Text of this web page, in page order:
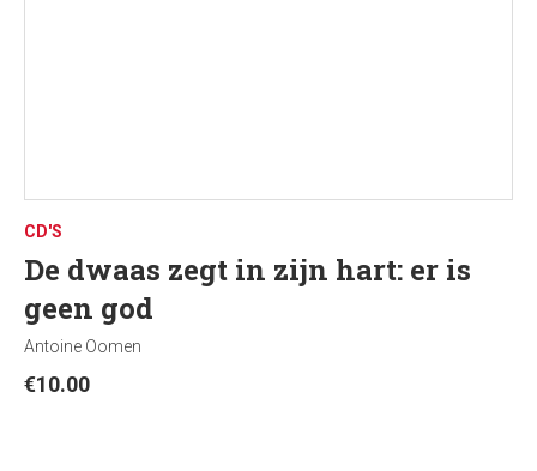
CD'S
De dwaas zegt in zijn hart: er is
geen god
Antoine Oomen
€10.00